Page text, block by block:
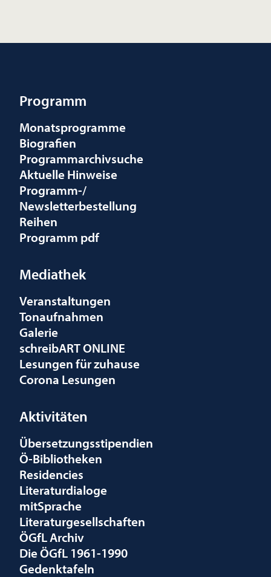
Programm
Monatsprogramme
Biografien
Programmarchivsuche
Aktuelle Hinweise
Programm-/
Newsletterbestellung
Reihen
Programm pdf
Mediathek
Veranstaltungen
Tonaufnahmen
Galerie
schreibART ONLINE
Lesungen für zuhause
Corona Lesungen
Aktivitäten
Übersetzungsstipendien
Ö-Bibliotheken
Residencies
Literaturdialoge
mitSprache
Literaturgesellschaften
ÖGfL Archiv
Die ÖGfL 1961-1990
Gedenktafeln